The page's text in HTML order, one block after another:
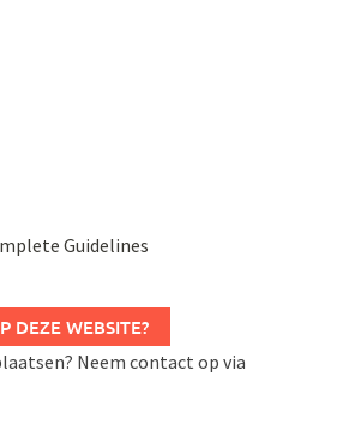
Guidelines
DEZE WEBSITE?
Neem contact op via